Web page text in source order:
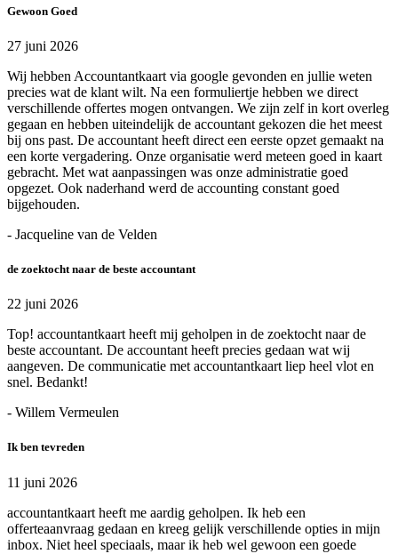
Gewoon Goed
27 juni 2026
Wij hebben Accountantkaart via google gevonden en jullie weten
precies wat de klant wilt. Na een formuliertje hebben we direct
verschillende offertes mogen ontvangen. We zijn zelf in kort overleg
gegaan en hebben uiteindelijk de accountant gekozen die het meest
bij ons past. De accountant heeft direct een eerste opzet gemaakt na
een korte vergadering. Onze organisatie werd meteen goed in kaart
gebracht. Met wat aanpassingen was onze administratie goed
opgezet. Ook naderhand werd de accounting constant goed
bijgehouden.
- Jacqueline van de Velden
de zoektocht naar de beste accountant
22 juni 2026
Top! accountantkaart heeft mij geholpen in de zoektocht naar de
beste accountant. De accountant heeft precies gedaan wat wij
aangeven. De communicatie met accountantkaart liep heel vlot en
snel. Bedankt!
- Willem Vermeulen
Ik ben tevreden
11 juni 2026
accountantkaart heeft me aardig geholpen. Ik heb een
offerteaanvraag gedaan en kreeg gelijk verschillende opties in mijn
inbox. Niet heel speciaals, maar ik heb wel gewoon een goede